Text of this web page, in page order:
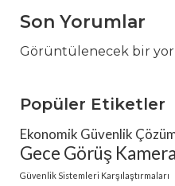
Son Yorumlar
Görüntülenecek bir
Popüler Etiketler
Ekonomik Güvenlik
Gece Görüş
Güvenlik Sistemleri Karşılaştırmaları